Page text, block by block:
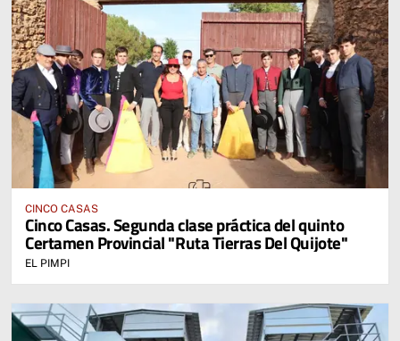
CINCO CASAS
Cinco Casas. Segunda clase práctica del quinto
Certamen Provincial "Ruta Tierras Del Quijote"
EL PIMPI